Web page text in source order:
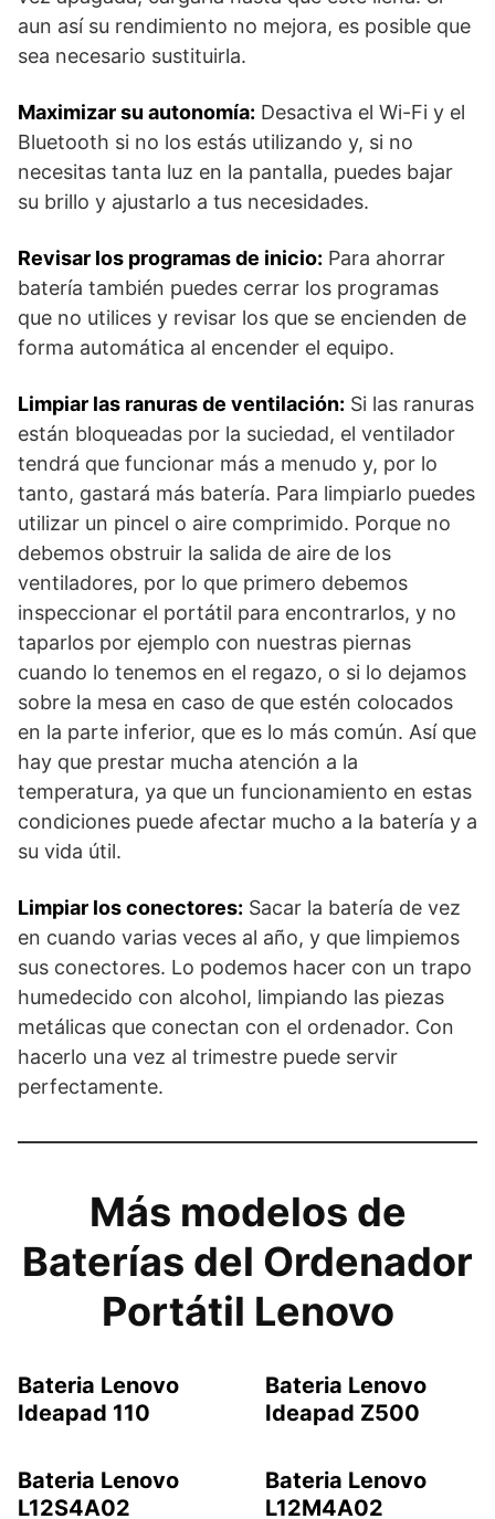
aun así su rendimiento no mejora, es posible que
sea necesario sustituirla.
Maximizar su autonomía: Desactiva el Wi-Fi y el
Bluetooth si no los estás utilizando y, si no
necesitas tanta luz en la pantalla, puedes bajar
su brillo y ajustarlo a tus necesidades.
Revisar los programas de inicio: Para ahorrar
batería también puedes cerrar los programas
que no utilices y revisar los que se encienden de
forma automática al encender el equipo.
Limpiar las ranuras de ventilación: Si las ranuras
están bloqueadas por la suciedad, el ventilador
tendrá que funcionar más a menudo y, por lo
tanto, gastará más batería. Para limpiarlo puedes
utilizar un pincel o aire comprimido. Porque no
debemos obstruir la salida de aire de los
ventiladores, por lo que primero debemos
inspeccionar el portátil para encontrarlos, y no
taparlos por ejemplo con nuestras piernas
cuando lo tenemos en el regazo, o si lo dejamos
sobre la mesa en caso de que estén colocados
en la parte inferior, que es lo más común. Así que
hay que prestar mucha atención a la
temperatura, ya que un funcionamiento en estas
condiciones puede afectar mucho a la batería y a
su vida útil.
Limpiar los conectores: Sacar la batería de vez
en cuando varias veces al año, y que limpiemos
sus conectores. Lo podemos hacer con un trapo
humedecido con alcohol, limpiando las piezas
metálicas que conectan con el ordenador. Con
hacerlo una vez al trimestre puede servir
perfectamente.
Más modelos de
Baterías del Ordenador
Portátil Lenovo
Bateria Lenovo
Ideapad 110
Bateria Lenovo
Ideapad Z500
Bateria Lenovo
L12S4A02
Bateria Lenovo
L12M4A02